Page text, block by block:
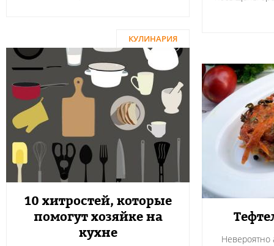
КУЛИНАРИЯ
10 хитростей, которые
помогут хозяйке на
кухне
Невероятно